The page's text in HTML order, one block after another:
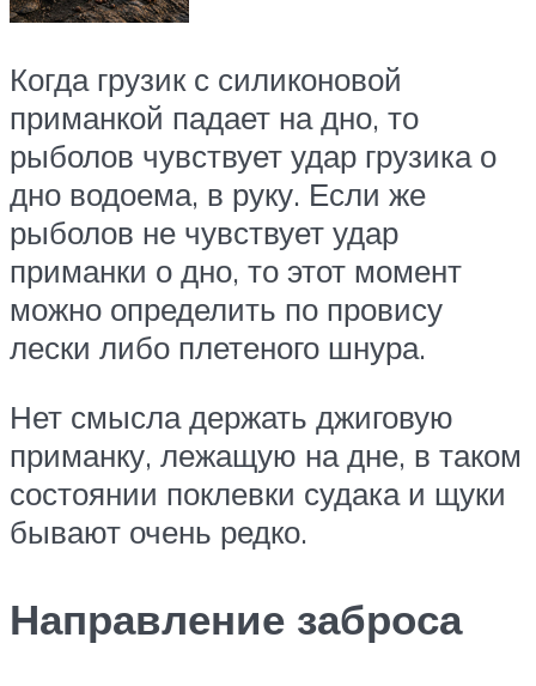
Когда грузик с силиконовой
приманкой падает на дно, то
рыболов чувствует удар грузика о
дно водоема, в руку. Если же
рыболов не чувствует удар
приманки о дно, то этот момент
можно определить по провису
лески либо плетеного шнура.
Нет смысла держать джиговую
приманку, лежащую на дне, в таком
состоянии поклевки судака и щуки
бывают очень редко.
Направление заброса